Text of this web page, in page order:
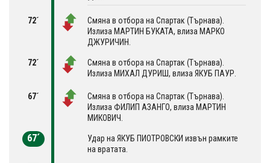
72´
Смяна в отбора на Спартак (Търнава).
Излиза МАРТИН БУКАТА, влиза МАРКО
ДЖУРИЧИН.
72´
Смяна в отбора на Спартак (Търнава).
Излиза МИХАЛ ДУРИШ, влиза ЯКУБ ПАУР.
67´
Смяна в отбора на Спартак (Търнава).
Излиза ФИЛИП АЗАНГО, влиза МАРТИН
МИКОВИЧ.
67´
Удар на ЯКУБ ПИОТРОВСКИ извън рамките
на вратата.